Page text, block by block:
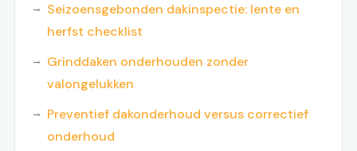
Seizoensgebonden dakinspectie: lente en
herfst checklist
Grinddaken onderhouden zonder
valongelukken
Preventief dakonderhoud versus correctief
onderhoud